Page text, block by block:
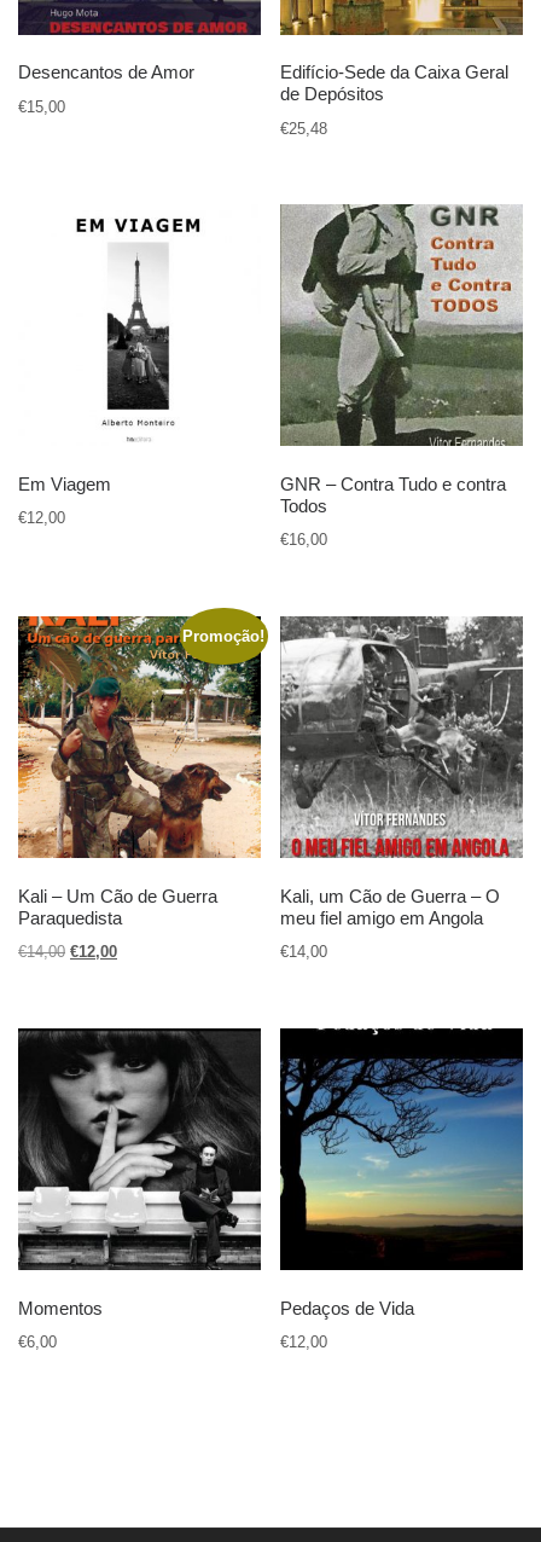
Desencantos de Amor
€15,00
Edifício-Sede da Caixa Geral
de Depósitos
€25,48
Em Viagem
€12,00
GNR – Contra Tudo e contra
Todos
€16,00
Promoção!
Kali – Um Cão de Guerra
Paraquedista
€14,00 O preço original era: €14,00.
€12,00O preço atual é: €12,00.
Kali, um Cão de Guerra – O
meu fiel amigo em Angola
€14,00
Momentos
€6,00
Pedaços de Vida
€12,00